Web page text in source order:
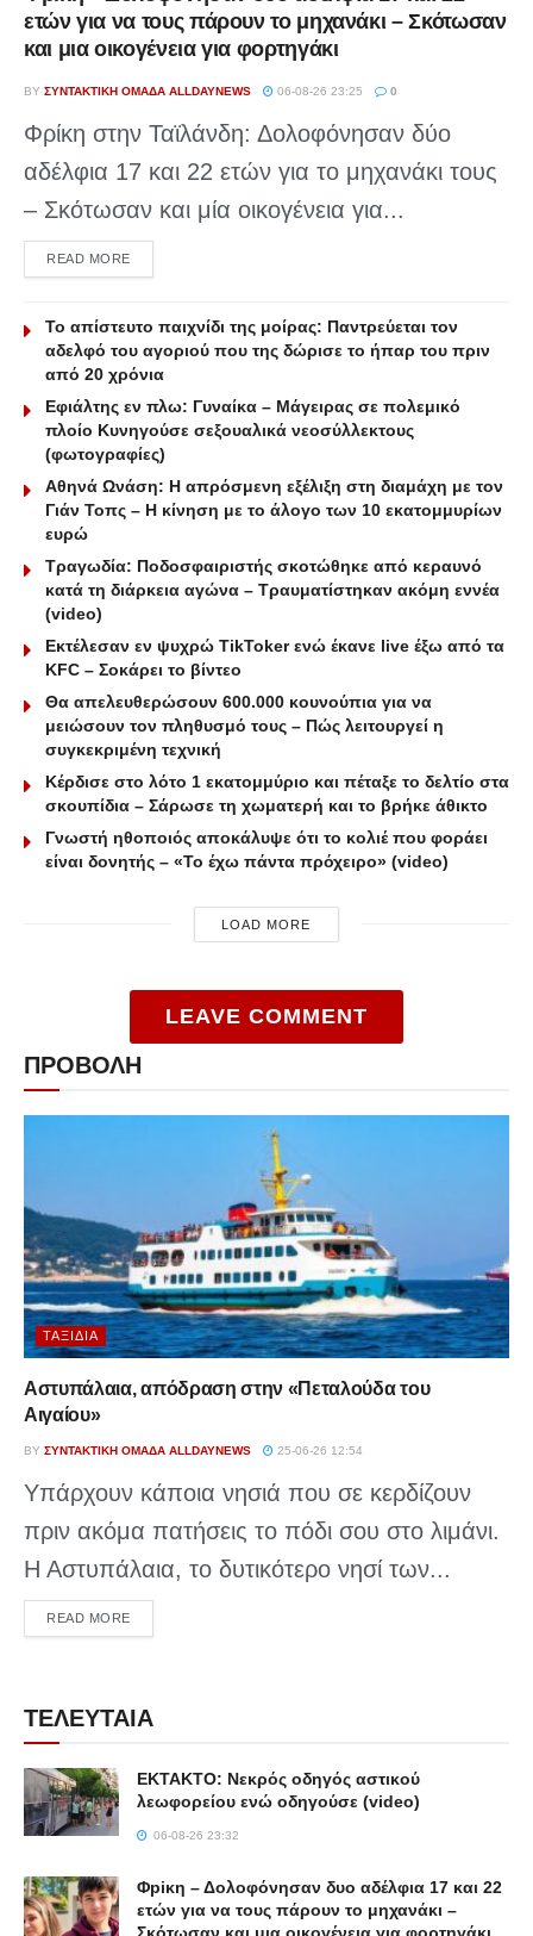
ετών για να τους πάρουν το μηχανάκι – Σκότωσαν
και μια οικογένεια για φορτηγάκι
BY ΣΥΝΤΑΚΤΙΚΉ ΟΜΆΔΑ ALLDAYNEWS 06-08-26 23:25 0
Φρίκη στην Ταϊλάνδη: Δολοφόνησαν δύο
αδέλφια 17 και 22 ετών για το μηχανάκι τους
– Σκότωσαν και μία οικογένεια για...
READ MOREDETAILS
Το απίστευτο παιχνίδι της μοίρας: Παντρεύεται τον
αδελφό του αγοριού που της δώρισε το ήπαρ του πριν
από 20 χρόνια
Εφιάλτης εν πλω: Γυναίκα – Μάγειρας σε πολεμικό
πλοίο Κυνηγούσε σεξουαλικά νεοσύλλεκτους
(φωτογραφίες)
Αθηνά Ωνάση: Η απρόσμενη εξέλιξη στη διαμάχη με τον
Γιάν Τοπς – Η κίνηση με το άλογο των 10 εκατομμυρίων
ευρώ
Τραγωδία: Ποδοσφαιριστής σκοτώθηκε από κεραυνό
κατά τη διάρκεια αγώνα – Τραυματίστηκαν ακόμη εννέα
(video)
Εκτέλεσαν εν ψυχρώ ΤikToker ενώ έκανε live έξω από τα
KFC – Σοκάρει το βίντεο
Θα απελευθερώσουν 600.000 κουνούπια για να
μειώσουν τον πληθυσμό τους – Πώς λειτουργεί η
συγκεκριμένη τεχνική
Κέρδισε στο λότο 1 εκατομμύριο και πέταξε το δελτίο στα
σκουπίδια – Σάρωσε τη χωματερή και το βρήκε άθικτο
Γνωστή ηθοποιός αποκάλυψε ότι το κολιέ που φοράει
είναι δονητής – «Το έχω πάντα πρόχειρο» (video)
LOAD MORE
LEAVE COMMENT
ΠΡΟΒΟΛΗ
ΤΑΞΊΔΙΑ
Αστυπάλαια, απόδραση στην «Πεταλούδα του
Αιγαίου»
BY ΣΥΝΤΑΚΤΙΚΉ ΟΜΆΔΑ ALLDAYNEWS 25-06-26 12:54
Υπάρχουν κάποια νησιά που σε κερδίζουν
πριν ακόμα πατήσεις το πόδι σου στο λιμάνι.
Η Αστυπάλαια, το δυτικότερο νησί των...
READ MOREDETAILS
ΤΕΛΕΥΤΑΙΑ
ΕΚΤΑΚΤΟ: Νεκρός οδηγός αστικού
λεωφορείου ενώ οδηγούσε (video)
06-08-26 23:32
Φpiκη – Δολοφόνησαν δυο αδέλφια 17 και 22
ετών για να τους πάρουν το μηχανάκι –
Σκότωσαν και μια οικογένεια για φορτηγάκι